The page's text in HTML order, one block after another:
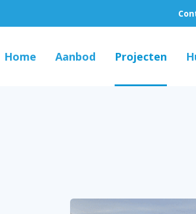
Home Aanbod Projecten